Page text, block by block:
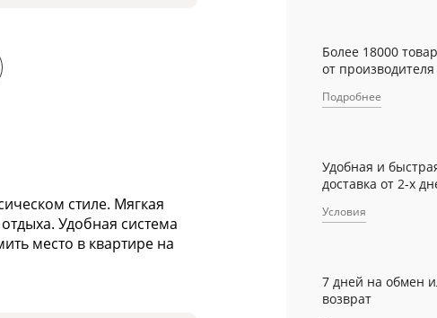
стиле. Мягкая
Удобная система
место в квартире на
Более 18000
от производителя
Подробнее
Удобная и
доставка от 2-х
Условия
7 дней на обмен
возврат